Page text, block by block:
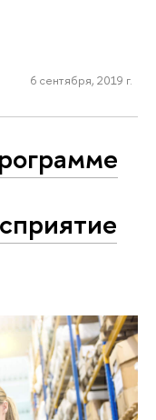
6 сентября, 2019 г.